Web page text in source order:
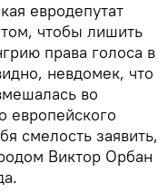
евродепутат
чтобы лишить
права голоса в
невдомек, что
во
европейского
смелость заявить,
Виктор Орбан